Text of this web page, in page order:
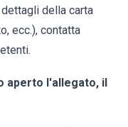
della carta
ecc.), contatta
aperto l'allegato, il